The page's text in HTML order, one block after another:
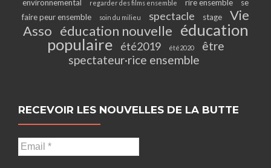
environnemental
regarder des films ensemble rire ensemble
se
faire peur ensemble
soin du milieu spectacle stage
Vie
Asso éducation nouvelle éducation
populaire
été2019 été2020
être
spectateur·rice ensemble
RECEVOIR LES NOUVELLES DE LA BUTTE